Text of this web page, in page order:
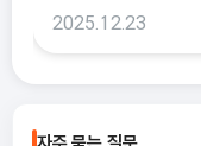
에서는 이 두 가지의
2025.12.23